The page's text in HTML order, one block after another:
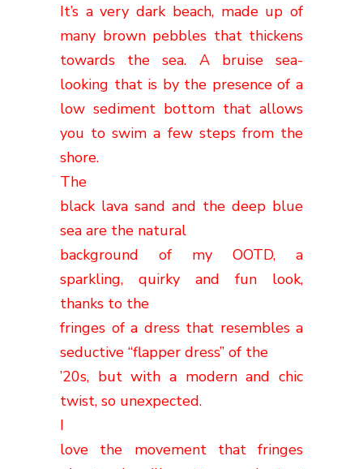
It’s a very dark beach, made up of
many brown pebbles that thickens
towards the sea. A bruise sea-
looking that is by the presence of a
low sediment bottom that allows
you to swim a few steps from the
shore.
The
black lava sand and the deep blue
sea are the natural
background of my OOTD, a
sparkling, quirky and fun look,
thanks to the
fringes of a dress that resembles a
seductive “flapper dress” of the
’20s, but with a modern and chic
twist, so unexpected.
I
love the movement that fringes